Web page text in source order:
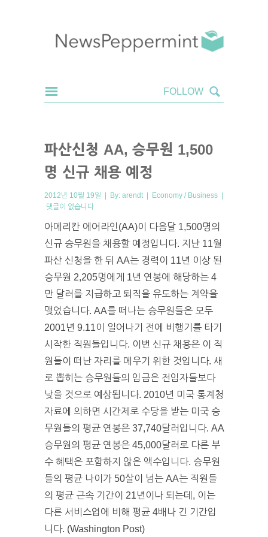
파산신청 AA, 승무원 1,500
명 신규 채용 예정
2012년 10월 19일 | By: arendt | Economy / Business |
댓글이 없습니다
아메리칸 에어라인(AA)이 다음달 1,500명의
신규 승무원을 채용할 예정입니다. 지난 11월
파산 신청을 한 뒤 AA는 경력이 11년 이상 된
승무원 2,205명에게 1년 연봉에 해당하는 4
만 달러를 지급하고 퇴직을 유도하는 계약을
맺었습니다. AA를 떠나는 승무원들은 모두
2001년 9.11이 일어나기 전에 비행기를 타기
시작한 직원들입니다. 이번 신규 채용은 이 직
원들이 떠난 자리를 메우기 위한 것입니다. 새
로 뽑히는 승무원들의 임금은 전임자들보다
낮을 것으로 예상됩니다. 2010년 미국 통계청
자료에 의하면 시간제로 수당을 받는 미국 승
무원들의 평균 연봉은 37,740달러입니다. AA
승무원의 평균 연봉은 45,000달러로 다른 부
수 혜택은 포함하지 않은 액수입니다. 승무원
들의 평균 나이가 50살이 넘는 AA는 직원들
의 평균 근속 기간이 21년이나 되는데, 이는
다른 서비스업에 비해 평균 4배나 긴 기간입
니다. (Washington Post)